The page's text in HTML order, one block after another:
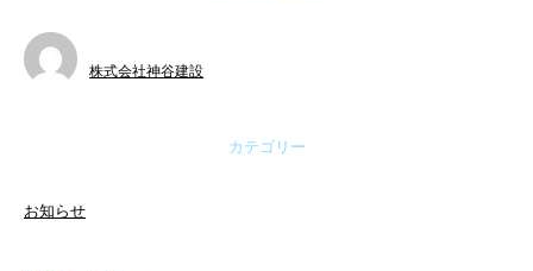
株式会社神谷建設
カテゴリー
お知らせ